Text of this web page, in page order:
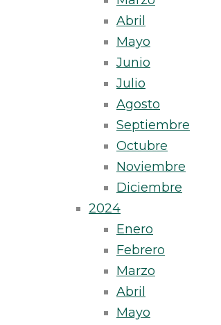
Abril
Mayo
Junio
Julio
Agosto
Septiembre
Octubre
Noviembre
Diciembre
2024
Enero
Febrero
Marzo
Abril
Mayo